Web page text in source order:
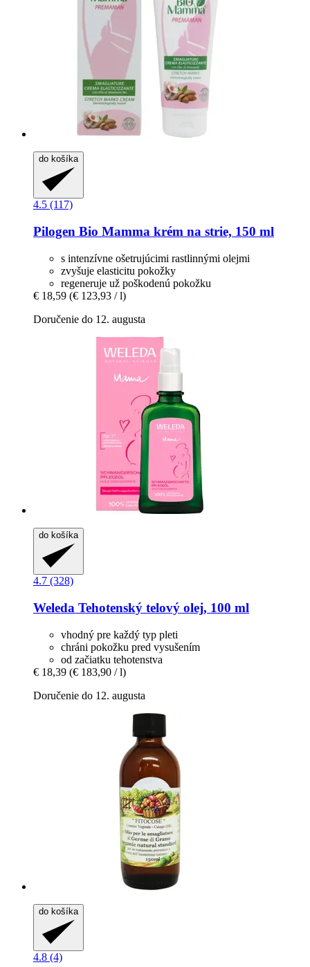
do košíka
4.5 (117)
Pilogen Bio Mamma krém na strie, 150 ml
s intenzívne ošetrujúcimi rastlinnými olejmi
zvyšuje elasticitu pokožky
regeneruje už poškodenú pokožku
€ 18,59 (€ 123,93 / l)
Doručenie do 12. augusta
do košíka
4.7 (328)
Weleda Tehotenský telový olej, 100 ml
vhodný pre každý typ pleti
chráni pokožku pred vysušením
od začiatku tehotenstva
€ 18,39 (€ 183,90 / l)
Doručenie do 12. augusta
do košíka
4.8 (4)